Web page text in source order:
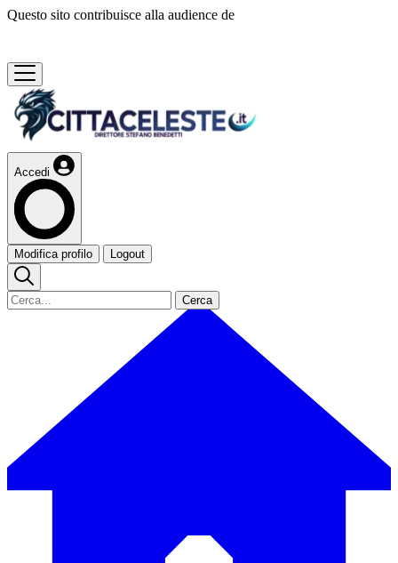
Questo sito contribuisce alla audience de
Accedi
Modifica profilo Logout
Cerca